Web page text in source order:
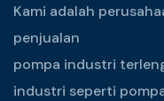
Kami adalah
penjualan
pompa industri
industri seperti